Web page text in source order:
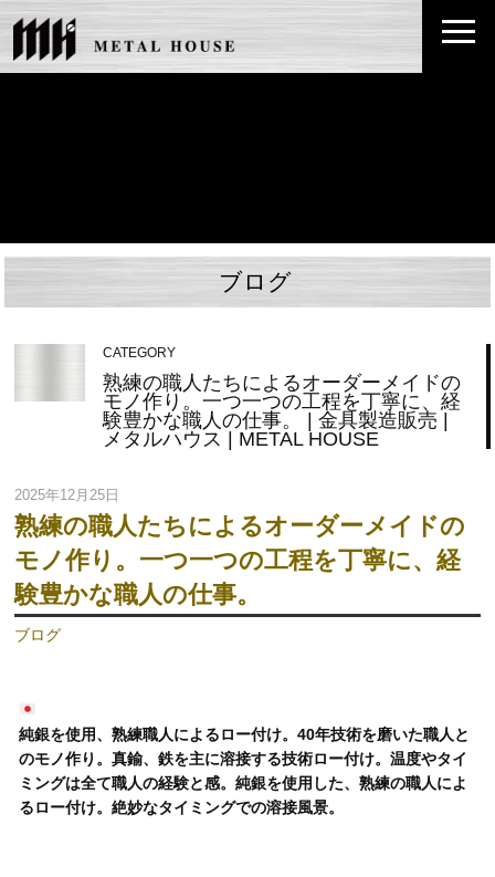
ブログ
CATEGORY
熟練の職人たちによるオーダーメイドの
モノ作り。一つ一つの工程を丁寧に、経
験豊かな職人の仕事。 | 金具製造販売 |
メタルハウス | METAL HOUSE
2025年12月25日
熟練の職人たちによるオーダーメイドの
モノ作り。一つ一つの工程を丁寧に、経
験豊かな職人の仕事。
ブログ
純銀を使用、熟練職人によるロー付け。40年技術を磨いた職人と
のモノ作り。真鍮、鉄を主に溶接する技術ロー付け。温度やタイ
ミングは全て職人の経験と感。純銀を使用した、熟練の職人によ
るロー付け。絶妙なタイミングでの溶接風景。